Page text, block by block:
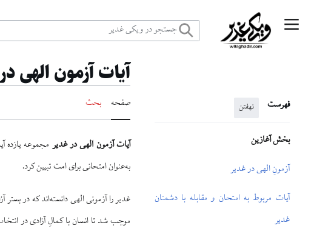
منوی اصلی
فهرست نهفتن
بخش آغازین
آزمونِ الهى در غدير
آيات مربوط به امتحان و مقابله با دشمنان
غدير
آیات آزمون الهی
صفحه بحث
آیات آزمون الهی در غدیر مجموعه یازده
به‌عنوان امتحانی برای امت تبیین کرد.
غدير را آزمونی الهى دانسته‌اند كه در
موجب شد تا انسان با كمالِ آزادى در